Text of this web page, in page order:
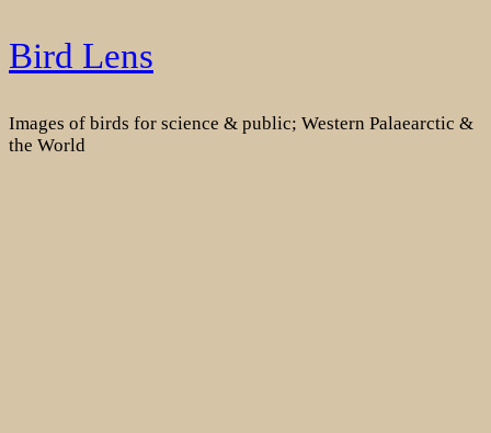
Skip
to
Bird Lens
Images of birds for science & public; Western Palaearctic &
the World